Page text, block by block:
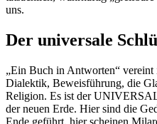
uns.
Der universale
„Ein Buch in Antworten“ vereint
Dialektik, Beweisführung, die
Religion. Es ist der
der neuen Erde. Hier sind die
Ende geführt, hier scheinen